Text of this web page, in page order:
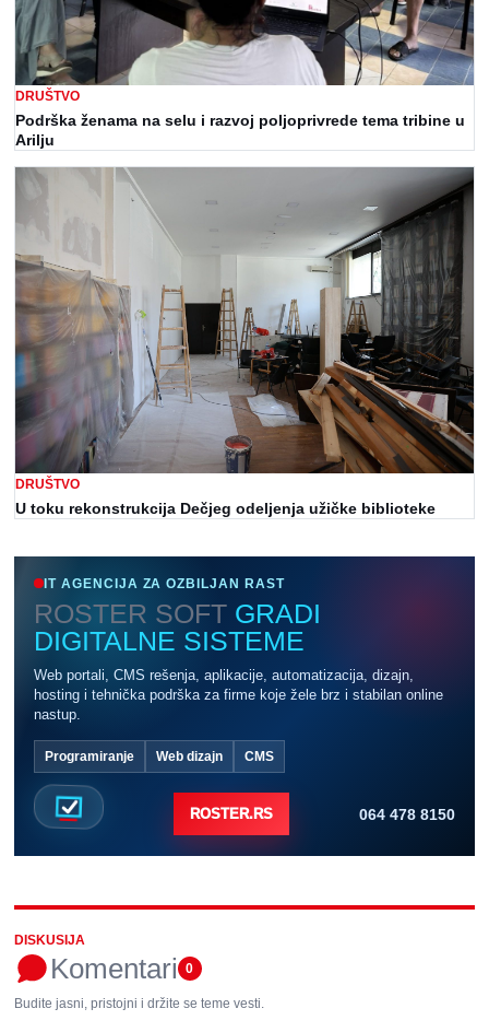
DRUŠTVO
Podrška ženama na selu i razvoj poljoprivrede tema tribine u
Arilju
DRUŠTVO
U toku rekonstrukcija Dečjeg odeljenja užičke biblioteke
IT AGENCIJA ZA OZBILJAN RAST
ROSTER SOFT GRADI
DIGITALNE SISTEME
Web portali, CMS rešenja, aplikacije, automatizacija, dizajn,
hosting i tehnička podrška za firme koje žele brz i stabilan online
nastup.
Programiranje Web dizajn CMS
ROSTER.RS 064 478 8150
DISKUSIJA
Komentari 0
Budite jasni, pristojni i držite se teme vesti.